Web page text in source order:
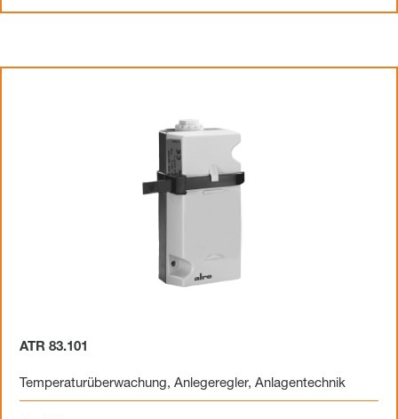
ATR 83.101
Temperaturüberwachung, Anlegeregler, Anlagentechnik